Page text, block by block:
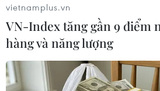
Ảnh minh họa.
vietnamplus.vn
VN-Index tăng gần 9 điểm
hàng và năng lượng